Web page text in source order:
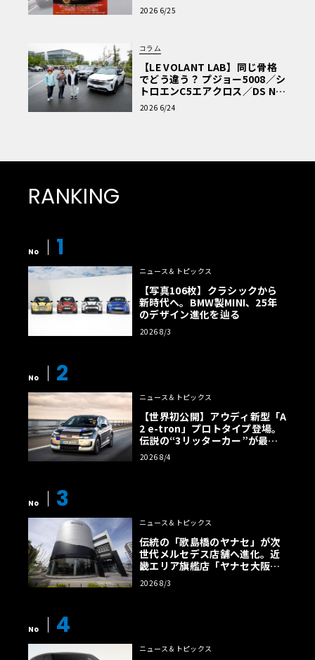
車Q&A」
2026 6/25
コラム
【LE VOLANT LAB】同じ骨格
でどう違う？ プジョー5008／シ
トロエンC5エアクロス／DS Nº4
読者一気乗りレポート
2026 6/24
RANKING
No 1
ニュース＆トピックス
【写真106枚】クラシックから
新時代へ。BMW製MINI、25年
のデザイン進化を辿る
2026 8/3
No 2
ニュース＆トピックス
【世界初公開】アウディ新型「A
2 e-tron」プロトタイプ登場。
伝説の“3リッターカー”が最高
効率エントリーBEVとして復活
【画像38枚】
2026 8/4
No 3
ニュース＆トピックス
伝統の「歌島橋のヤナセ」が次
世代メルセデス店舗へ進化。近
畿エリア旗艦店「ヤナセ大阪支
店」がリニューアル
2026 8/3
No 4
ニュース＆トピックス